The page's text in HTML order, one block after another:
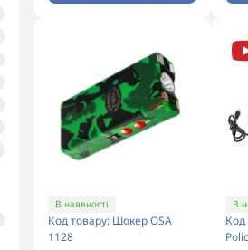
В наявності
Код товару: Шокер ОSA
1128
В
Код